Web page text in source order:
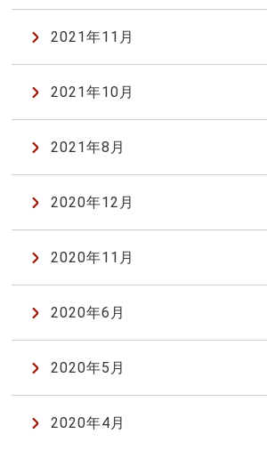
2021年11月
2021年10月
2021年8月
2020年12月
2020年11月
2020年6月
2020年5月
2020年4月